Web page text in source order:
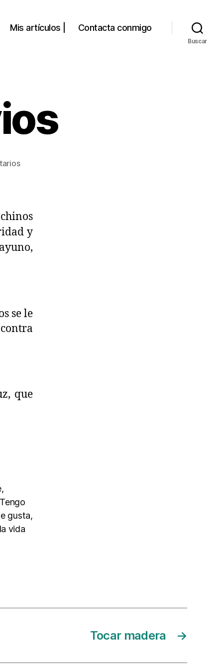
Mis artículos | Contacta conmigo
Buscar
en
y
se le
que
gusta,
vida
→
Tocar madera